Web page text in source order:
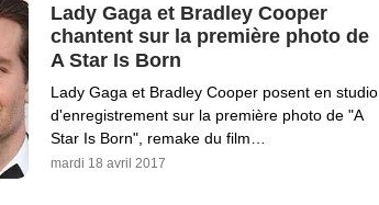
Lady Gaga et Bradley Cooper
chantent sur la première photo de
A Star Is Born
Lady Gaga et Bradley Cooper posent en studio
d'enregistrement sur la première photo de "A
Star Is Born", remake du film…
mardi 18 avril 2017